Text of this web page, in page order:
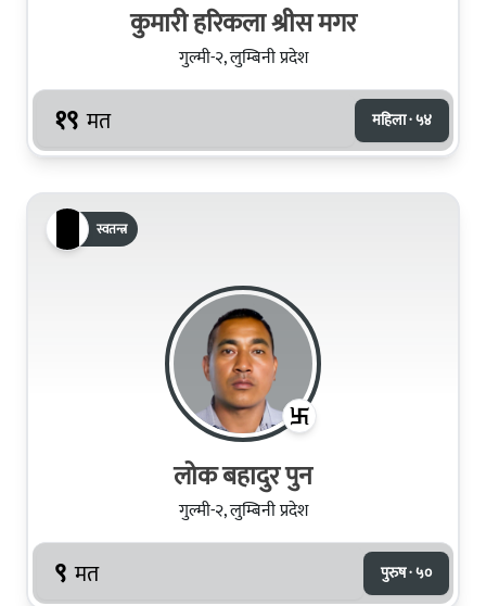
कुमारी हरिकला श्रीस मगर
गुल्मी-२, लुम्बिनी प्रदेश
१९ मत महिला · ५४
स्वतन्त्र
लोक बहादुर पुन
गुल्मी-२, लुम्बिनी प्रदेश
९ मत पुरुष · ५०